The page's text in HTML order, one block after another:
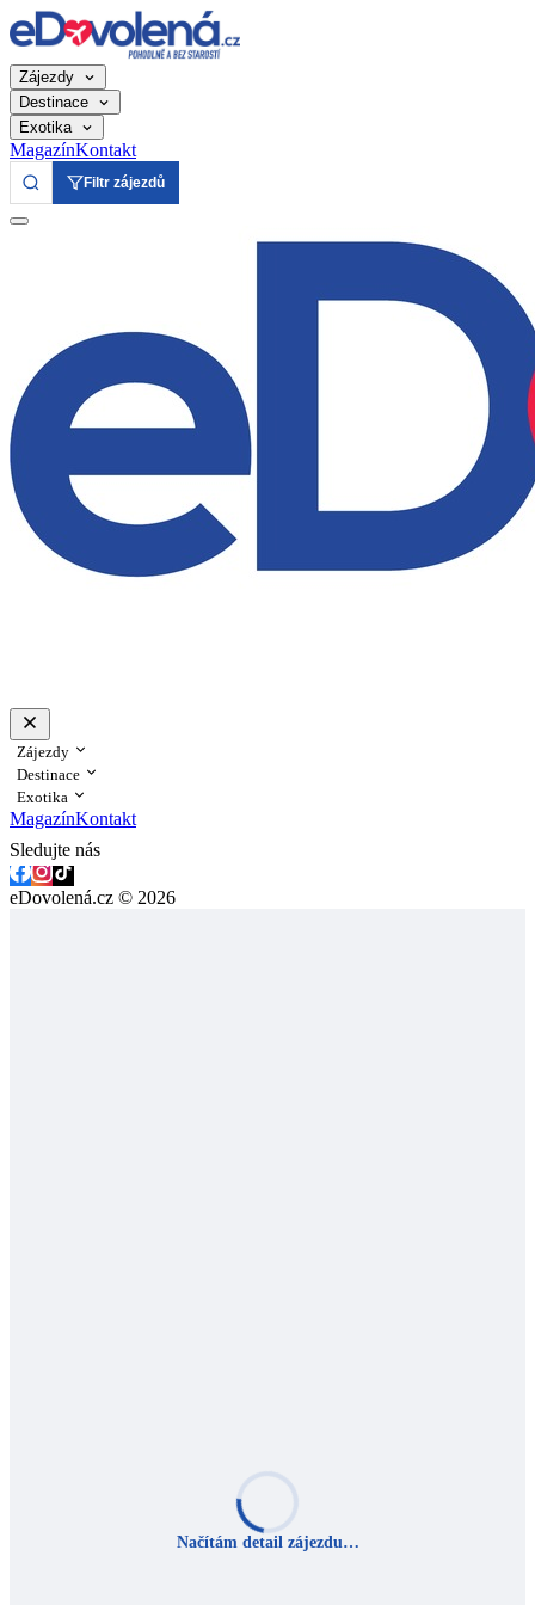
Zájezdy
Destinace
Exotika
MagazínKontakt
Filtr zájezdů
Zájezdy
Destinace
Exotika
MagazínKontakt
Sledujte nás
eDovolená.cz © 2026
Načítám detail zájezdu…